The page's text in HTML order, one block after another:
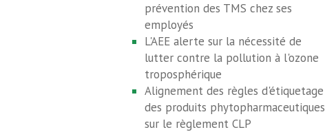
prévention des TMS chez ses
employés
L'AEE alerte sur la nécessité de
lutter contre la pollution à l'ozone
troposphérique
Alignement des règles d'étiquetage
des produits phytopharmaceutiques
sur le règlement CLP